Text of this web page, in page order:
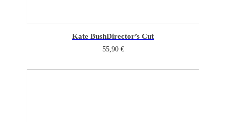
Kate BushDirector’s Cut
55,90 €